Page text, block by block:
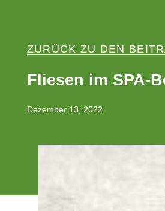
ZURÜCK ZU DEN
Fliesen im SPA-
Dezember 13, 2022